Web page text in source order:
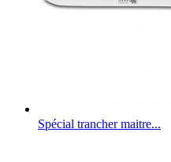
Spécial trancher maitre...